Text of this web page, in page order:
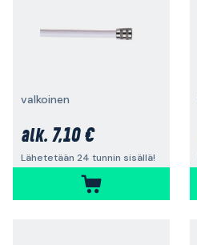
valkoinen
alk. 7,10 €
Lähetetään 24 tunnin sisällä!